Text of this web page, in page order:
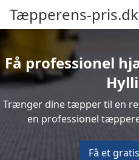
Tæpperens-pris.dk
Få professionel
Trænger dine tæpper til en
en professionel
Få et